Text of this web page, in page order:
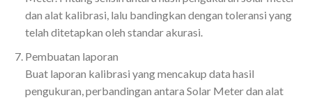
dan alat kalibrasi, lalu bandingkan dengan toleransi yang
telah ditetapkan oleh standar akurasi.
Pembuatan laporan
Buat laporan kalibrasi yang mencakup data hasil
pengukuran, perbandingan antara Solar Meter dan alat